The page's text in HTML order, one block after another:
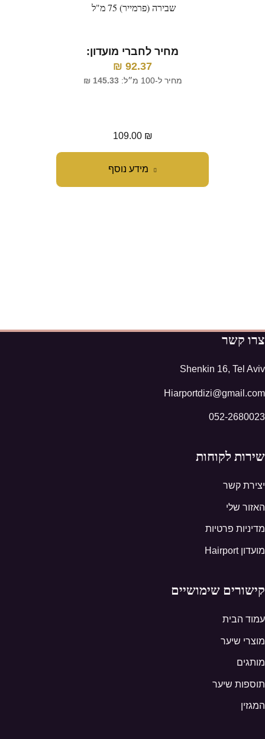
מידע נוסף
שבירה (פרמייר) 75 מ"ל
מחיר לחברי מועדון:
92.37
₪
מחיר ל-100 מ״ל: 145.33
₪
109.00 ₪
צרו קשר
Shenkin 16, Tel Aviv
Hiarportdizi@gmail.com
052-2680023
שירות לקוחות
יצירת קשר
האזור שלי
מדיניות פרטיות
מועדון Hairport
קישורים שימושיים
עמוד הבית
מוצרי שיער
מותגים
תוספות שיער
המגזין